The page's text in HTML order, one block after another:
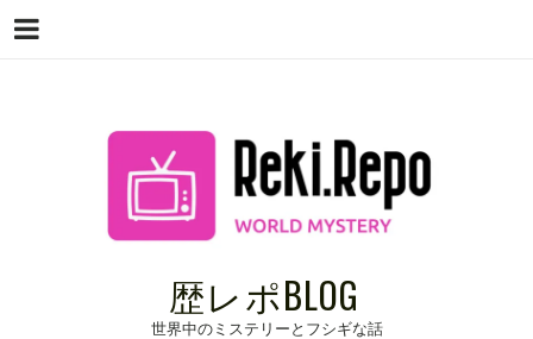
歴レポBLOG
世界中のミステリーとフシギな話
Menu